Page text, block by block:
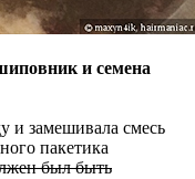
и семена
и замешивала смесь
пакетика
был быть